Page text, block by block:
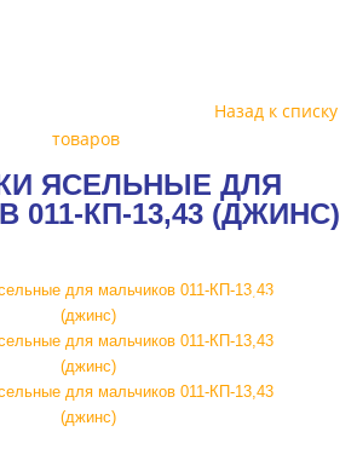
Назад к списку
товаров
ЯСЕЛЬНЫЕ ДЛЯ
011-КП-13,43 (ДЖИНС)
SALE